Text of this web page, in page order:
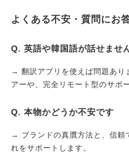
よくある不安・質問にお
Q. 英語や韓国語が話せませ
→ 翻訳アプリを使えば問題あり
アーや、完全リモート型のサポ
Q. 本物かどうか不安です
→ ブランドの真贋方法と、信頼
れをサポートします。